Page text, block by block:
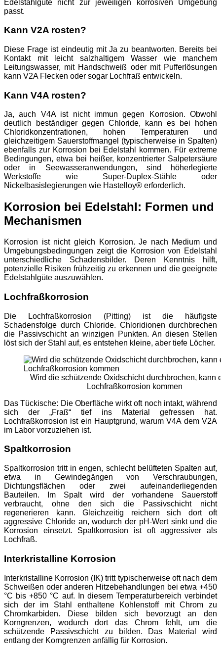
Edelstahlgüte nicht zur jeweiligen korrosiven Umgebung
passt.
Kann V2A rosten?
Diese Frage ist eindeutig mit Ja zu beantworten. Bereits bei
Kontakt mit leicht salzhaltigem Wasser wie manchem
Leitungswasser, mit Handschweiß oder mit Pufferlösungen
kann V2A Flecken oder sogar Lochfraß entwickeln.
Kann V4A rosten?
Ja, auch V4A ist nicht immun gegen Korrosion. Obwohl
deutlich beständiger gegen Chloride, kann es bei hohen
Chloridkonzentrationen, hohen Temperaturen und
gleichzeitigem Sauerstoffmangel (typischerweise in Spalten)
ebenfalls zur Korrosion bei Edelstahl kommen. Für extreme
Bedingungen, etwa bei heißer, konzentrierter Salpetersäure
oder in Seewasseranwendungen, sind höherlegierte
Werkstoffe wie Super-Duplex-Stähle oder
Nickelbasislegierungen wie Hastelloy® erforderlich.
Korrosion bei Edelstahl: Formen und
Mechanismen
Korrosion ist nicht gleich Korrosion. Je nach Medium und
Umgebungsbedingungen zeigt die Korrosion von Edelstahl
unterschiedliche Schadensbilder. Deren Kenntnis hilft,
potenzielle Risiken frühzeitig zu erkennen und die geeignete
Edelstahlgüte auszuwählen.
Lochfraßkorrosion
Die Lochfraßkorrosion (Pitting) ist die häufigste
Schadensfolge durch Chloride. Chloridionen durchbrechen
die Passivschicht an winzigen Punkten. An diesen Stellen
löst sich der Stahl auf, es entstehen kleine, aber tiefe Löcher.
Wird die schützende Oxidschicht durchbrochen, kann
Lochfraßkorrosion kommen
Das Tückische: Die Oberfläche wirkt oft noch intakt, während
sich der „Fraß“ tief ins Material gefressen hat.
Lochfraßkorrosion ist ein Hauptgrund, warum V4A dem V2A
im Labor vorzuziehen ist.
Spaltkorrosion
Spaltkorrosion tritt in engen, schlecht belüfteten Spalten auf,
etwa in Gewindegängen von Verschraubungen,
Dichtungsflächen oder zwei aufeinanderliegenden
Bauteilen. Im Spalt wird der vorhandene Sauerstoff
verbraucht, ohne den sich die Passivschicht nicht
regenerieren kann. Gleichzeitig reichern sich dort oft
aggressive Chloride an, wodurch der pH-Wert sinkt und die
Korrosion einsetzt. Spaltkorrosion ist oft aggressiver als
Lochfraß.
Interkristalline Korrosion
Interkristalline Korrosion (IK) tritt typischerweise oft nach dem
Schweißen oder anderen Hitzebehandlungen bei etwa +450
°C bis +850 °C auf. In diesem Temperaturbereich verbindet
sich der im Stahl enthaltene Kohlenstoff mit Chrom zu
Chromkarbiden. Diese bilden sich bevorzugt an den
Korngrenzen, wodurch dort das Chrom fehlt, um die
schützende Passivschicht zu bilden. Das Material wird
entlang der Korngrenzen anfällig für Korrosion.